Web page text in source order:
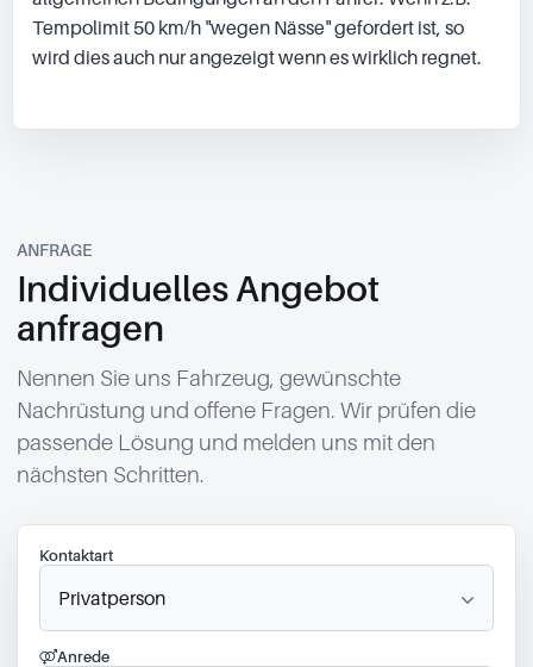
Tempolimit 50 km/h "wegen Nässe" gefordert ist, so
wird dies auch nur angezeigt wenn es wirklich regnet.
ANFRAGE
Individuelles Angebot
anfragen
Nennen Sie uns Fahrzeug, gewünschte
Nachrüstung und offene Fragen. Wir prüfen die
passende Lösung und melden uns mit den
nächsten Schritten.
Kontaktart
Anrede